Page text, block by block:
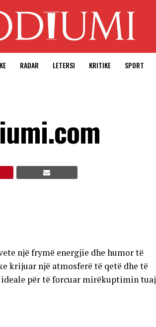
RADAR LETERSI KRITIKE SPORT
një frymë energjie dhe humor të
krijuar një atmosferë të qetë dhe të
për të forcuar mirëkuptimin tuaj